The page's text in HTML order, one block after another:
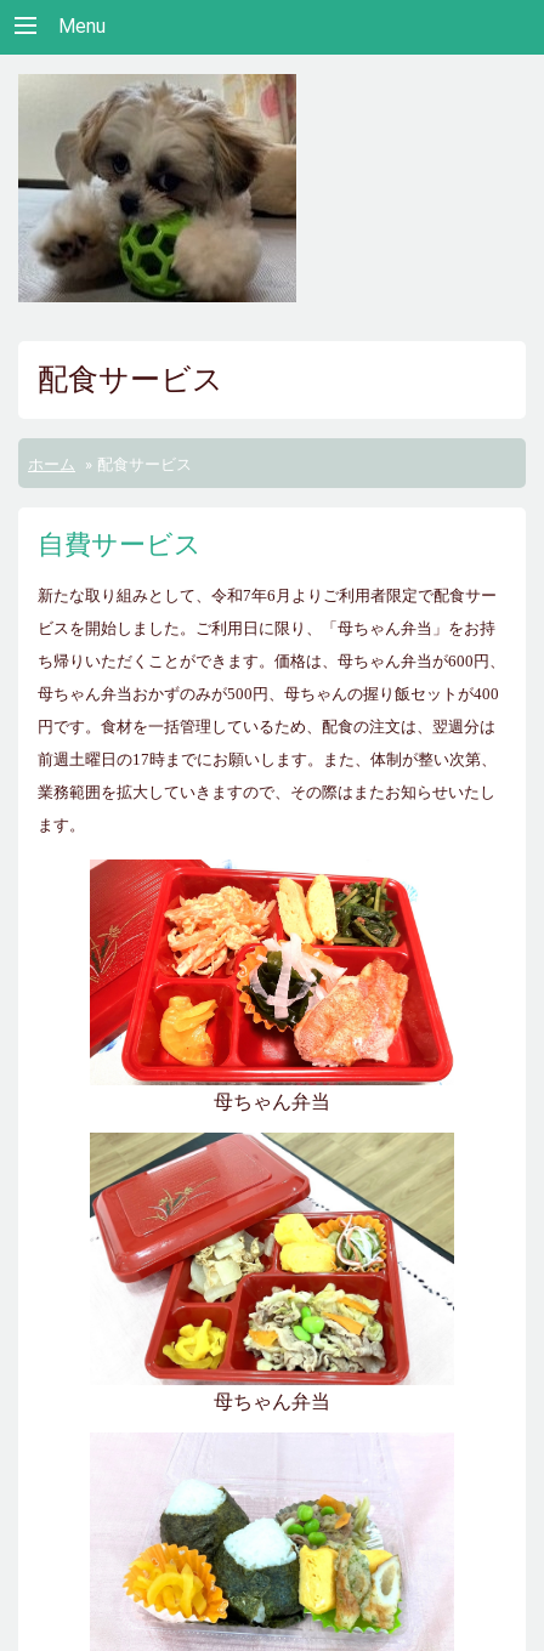
Menu
配食サービス
ホーム » 配食サービス
自費サービス
新たな取り組みとして、令和7年6月よりご利用者限定で配食サー
ビスを開始しました。ご利用日に限り、「母ちゃん弁当」をお持
ち帰りいただくことができます。価格は、母ちゃん弁当が600 円、
母ちゃん弁当おかずのみが500 円、母ちゃんの握り飯セットが400
円です。食材を一括管理しているため、配食の注文は、翌週分は
前週土曜日の17時までにお願いします。また、体制が整い次第、
業務範囲を拡大していきますので、その際はまたお知らせいたし
ます。
母ちゃん弁当
母ちゃん弁当